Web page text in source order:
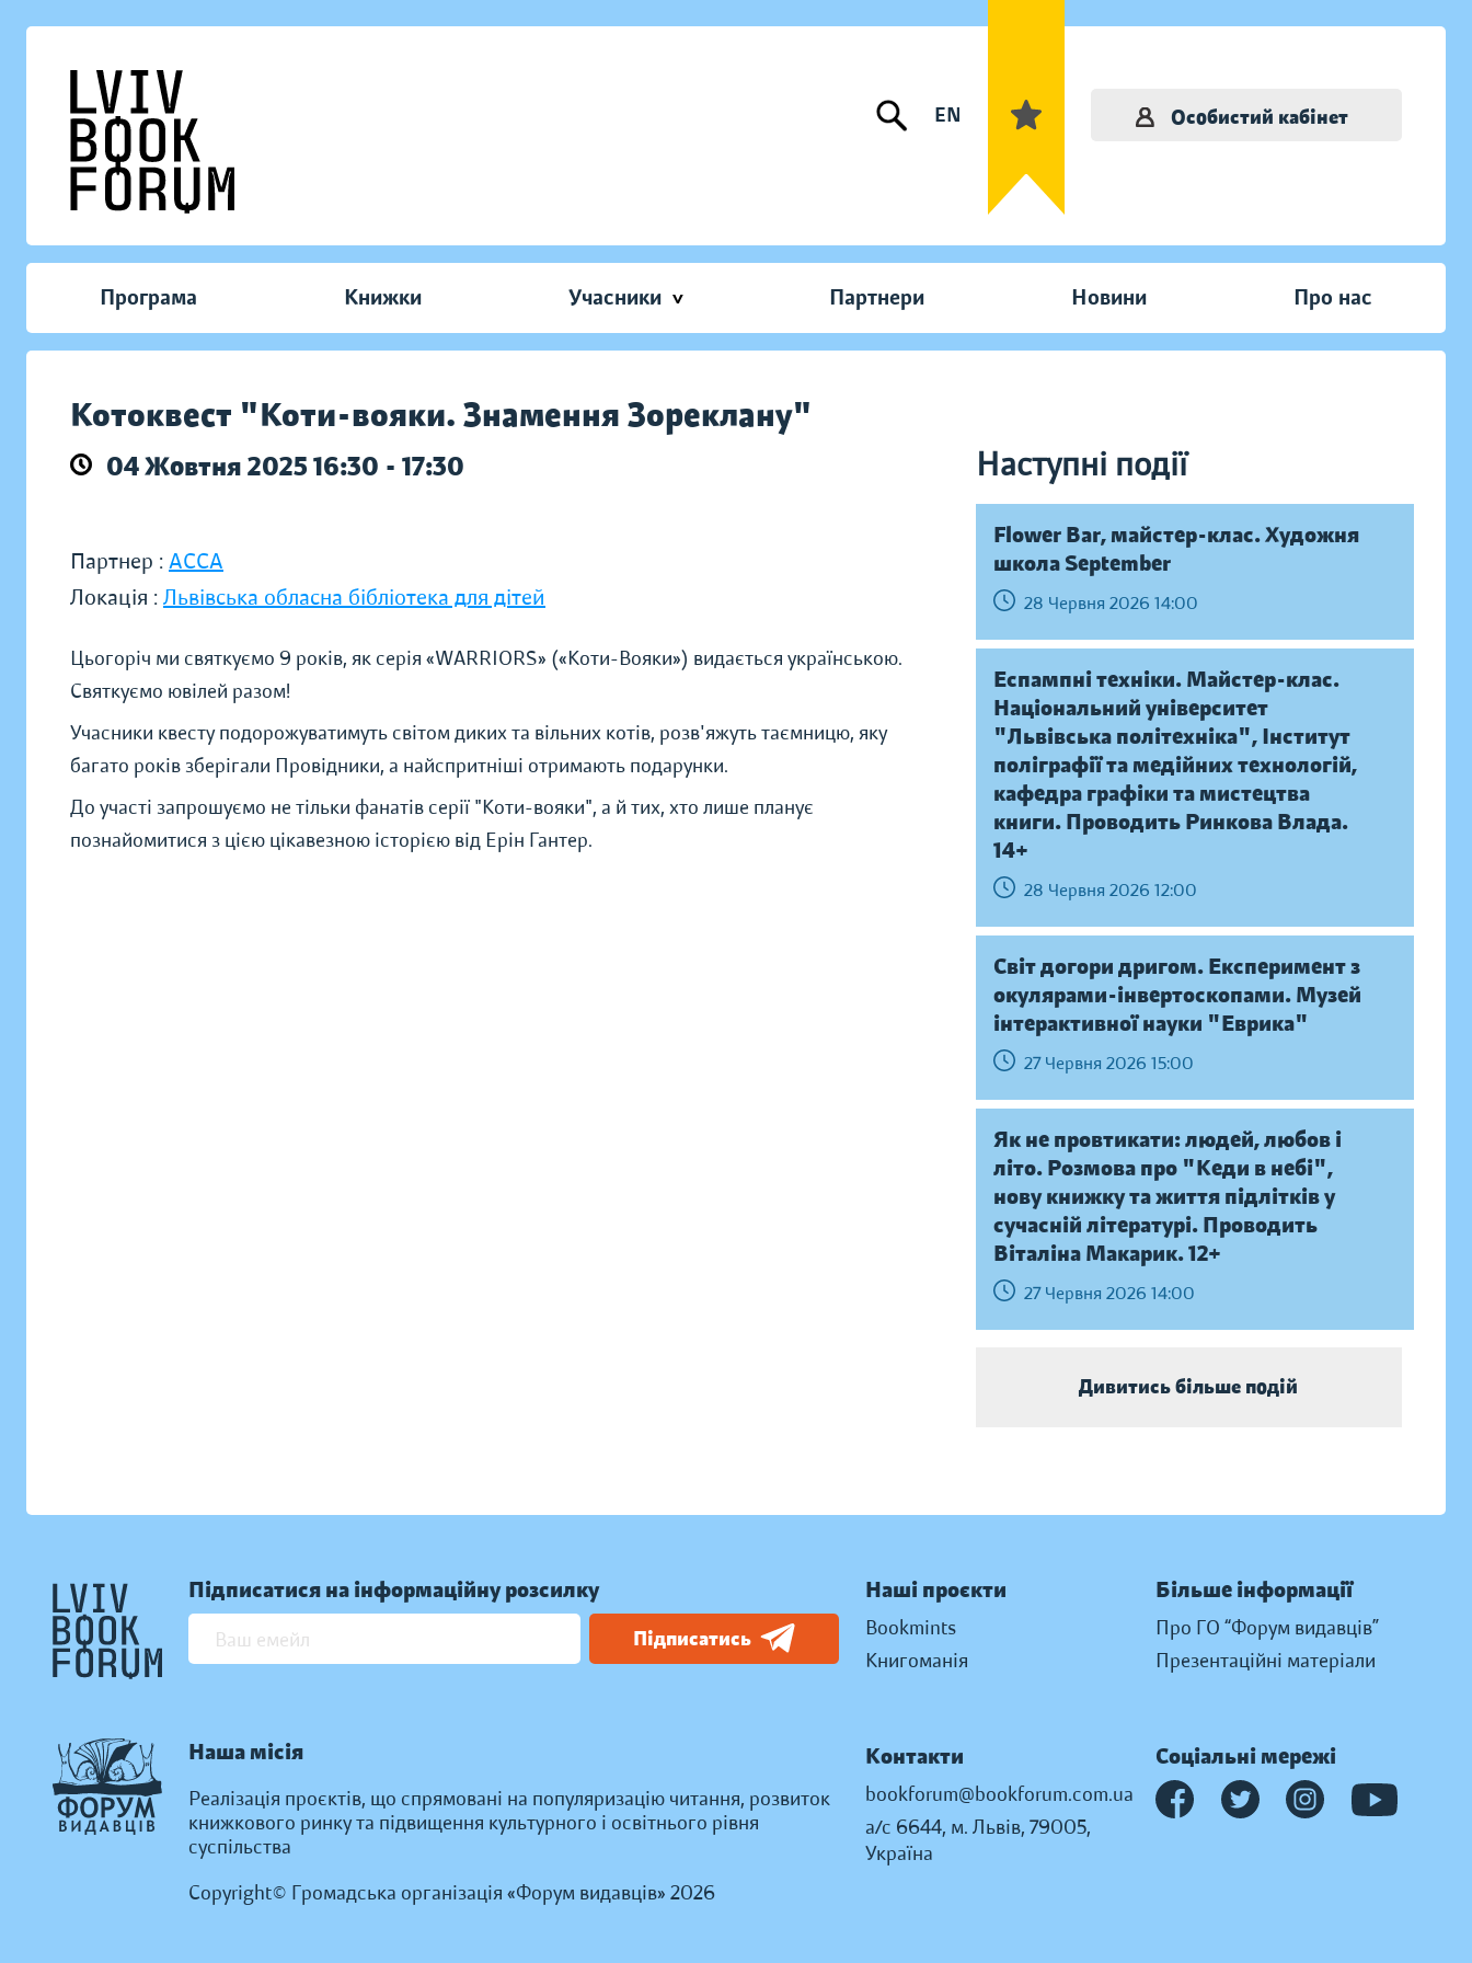
EN Особистий кабінет
Програма Книжки Учасники Партнери Новини Про нас
Котоквест "Коти-вояки. Знамення Зореклану"
04 Жовтня 2025 16:30 - 17:30 Наступні події
Партнер : АССА
Локація : Львівська обласна бібліотека для дітей
Цьогоріч ми святкуємо 9 років, як серія «WARRIORS» («Коти-Вояки») видається українською.
Святкуємо ювілей разом!
Учасники квесту подорожуватимуть світом диких та вільних котів, розв'яжуть таємницю, яку
багато років зберігали Провідники, а найспритніші отримають подарунки.
До участі запрошуємо не тільки фанатів серії "Коти-вояки", а й тих, хто лише планує
познайомитися з цією цікавезною історією від Ерін Гантер.
Flower Bar, майстер-клас. Художня
школа September
28 Червня 2026 14:00
Еспампні техніки. Майстер-клас.
Національний університет
"Львівська політехніка", Інститут
поліграфії та медійних технологій,
кафедра графіки та мистецтва
книги. Проводить Ринкова Влада.
14+
28 Червня 2026 12:00
Світ догори дригом. Експеримент з
окулярами-інвертоскопами. Музей
інтерактивної науки "Еврика"
27 Червня 2026 15:00
Як не провтикати: людей, любов і
літо. Розмова про "Кеди в небі",
нову книжку та життя підлітків у
сучасній літературі. Проводить
Віталіна Макарик. 12+
27 Червня 2026 14:00
Дивитись більше подій
Підписатися на інформаційну розсилку
Підписатись
Наша місія
Реалізація проєктів, що спрямовані на популяризацію читання, розвиток
книжкового ринку та підвищення культурного і освітнього рівня
суспільства
Copyright© Громадська організація «Форум видавців» 2026
Наші проєкти
Bookmints
Книгоманія
Більше інформації
Про ГО “Форум видавців”
Презентаційні матеріали
Контакти
bookforum@bookforum.com.ua
а/с 6644, м. Львів, 79005,
Україна
Соціальні мережі